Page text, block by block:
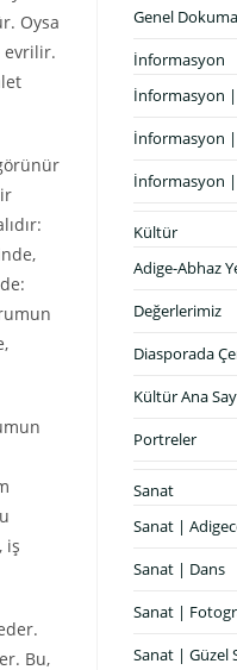
Oysa
evrilir.
iş
Bu,
Genel
İnformasyon
İnformasyon
İnformasyon
İnformasyon |
Kültür
Adige-Abhaz
Değerlerimiz
Diasporada
Kültür Ana
Portreler
Sanat
Sanat |
Sanat | Dans
Sanat |
Sanat | Güzel